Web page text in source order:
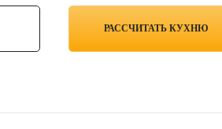
РАССЧИТАТЬ КУХНЮ